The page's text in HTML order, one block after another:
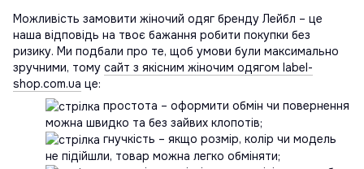
Можливість замовити жіночий одяг бренду Лейбл – це
наша відповідь на твоє бажання робити покупки без
ризику. Ми подбали про те, щоб умови були максимально
зручними, тому сайт з якісним жіночим одягом label-
shop.com.ua це:
простота – оформити обмін чи повернення
можна швидко та без зайвих клопотів;
гнучкість – якщо розмір, колір чи модель
не підійшли, товар можна легко обміняти;